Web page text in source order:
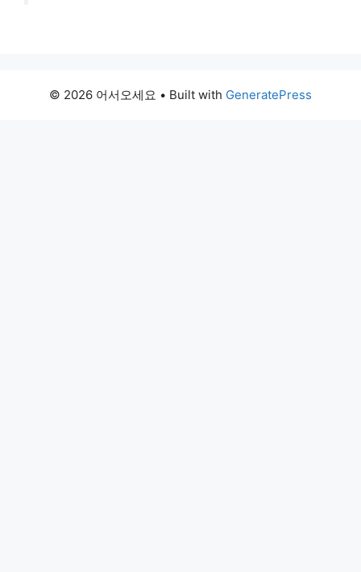
© 2026 어서오세요 • Built with GeneratePress